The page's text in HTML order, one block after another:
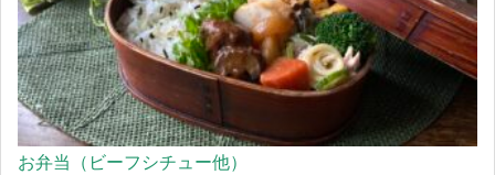
お弁当（ビーフシチュー他）